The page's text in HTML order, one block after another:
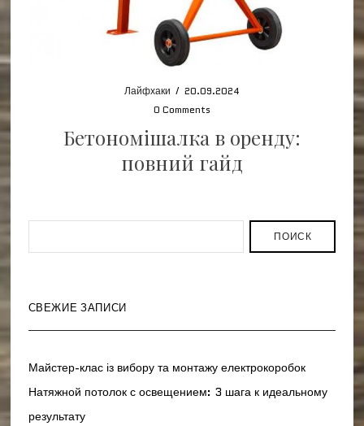
Лайфхаки / 20.09.2024
0 Comments
Бетономішалка в оренду:
повний гайд
ПОИСК
СВЕЖИЕ ЗАПИСИ
Майстер-клас із вибору та монтажу електрокоробок
Натяжной потолок с освещением: 3 шага к идеальному
результату